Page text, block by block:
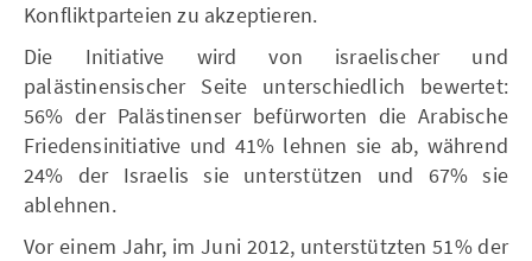
Konfliktparteien zu akzeptieren.
Die Initiative wird von israelischer und
palästinensischer Seite unterschiedlich bewertet:
56% der Palästinenser befürworten die Arabische
Friedensinitiative und 41% lehnen sie ab, während
24% der Israelis sie unterstützen und 67% sie
ablehnen.
Vor einem Jahr, im Juni 2012, unterstützten 51% der